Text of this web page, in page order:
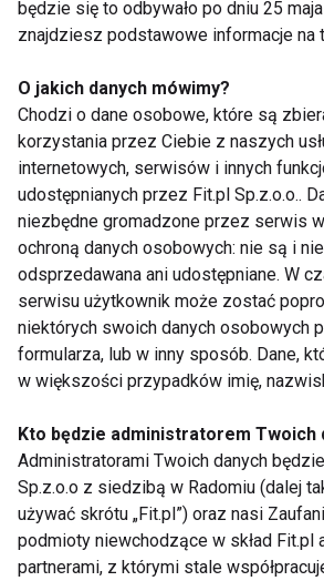
Wyjątkowo ładne słoiki
Apteczki Babuni oraz wspaniałe
pewnością przypadną do gustu
naturalnej i skutecznej pielęgnacji.
Dla jak najlepszego efektu
zastosowanie po peelingu
najnowszych maseł do ciała
www.uroda.fit.pl
będzie się to odbywało po dniu 25
znajdziesz podstawowe informacje na
O jakich danych mówimy?
Chodzi o dane osobowe, które są
korzystania przez Ciebie z naszych
internetowych, serwisów i innych
udostępnianych przez Fit.pl Sp.z.o.o..
niezbędne gromadzone przez serwis
ochroną danych osobowych: nie są i
odsprzedawana ani udostępniane. W
serwisu użytkownik może zostać
niektórych swoich danych osobowych
formularza, lub w inny sposób. Dane,
w większości przypadków imię,
Kto będzie administratorem Twoich
Administratorami Twoich danych
Sp.z.o.o z siedzibą w Radomiu (dalej
używać skrótu „Fit.pl”) oraz nasi
podmioty niewchodzące w skład Fit.pl
partnerami, z którymi stale